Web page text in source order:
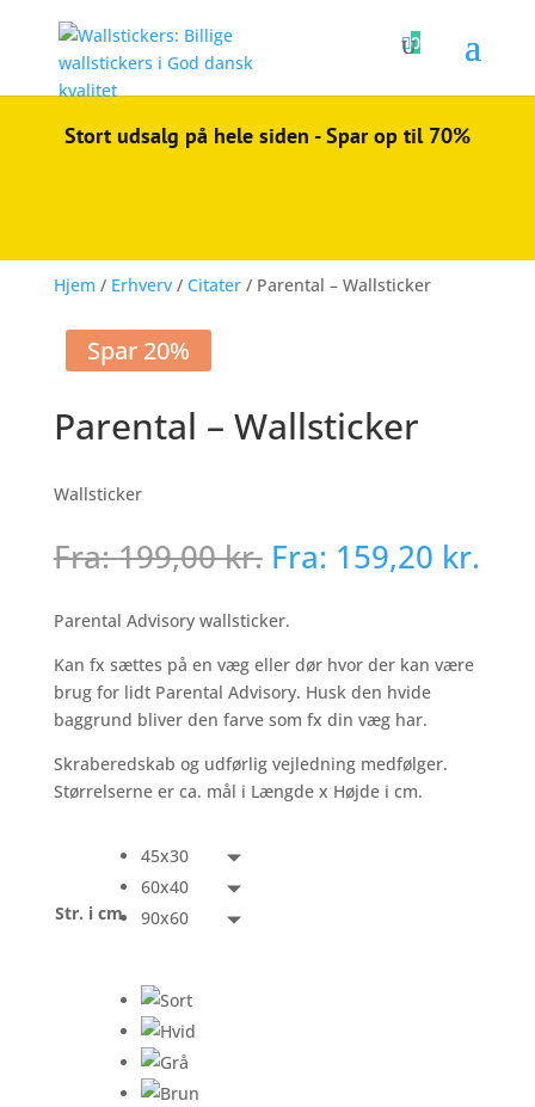
0
Stort udsalg på hele siden - Spar op til 70%
Hjem / Erhverv/ Citater/ Parental – Wallsticker
Spar 20%
Parental – Wallsticker
Wallsticker
Fra:199,00kr. Fra: 159,20 kr.
Parental Advisory wallsticker.
Kan fx sættes på en væg eller dør hvor der kan være
brug for lidt Parental Advisory. Husk den hvide
baggrund bliver den farve som fx din væg har.
Skraberedskab og udførlig vejledning medfølger.
Størrelserne er ca. mål i Længde x Højde i cm.
Str. i cm
45x30
60x40
90x60